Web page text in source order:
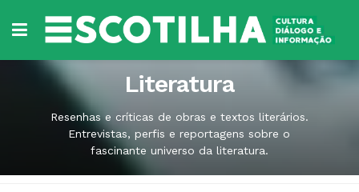
Literatura
Resenhas e críticas de obras e textos literários.
Entrevistas, perfis e reportagens sobre o
fascinante universo da literatura.